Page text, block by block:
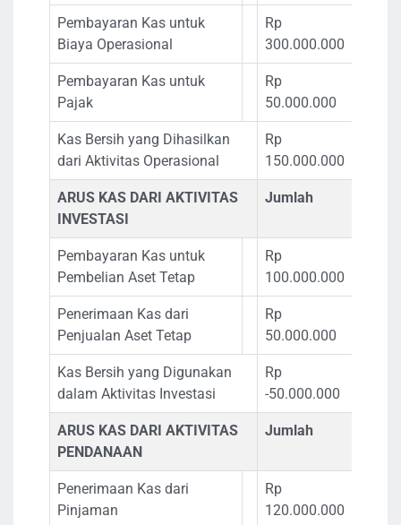
Pembayaran Kas untuk
Biaya Operasional
Rp
300.000.000
Pembayaran Kas untuk
Pajak
Rp
50.000.000
Kas Bersih yang Dihasilkan
dari Aktivitas Operasional
Rp
150.000.000
ARUS KAS DARI AKTIVITAS
INVESTASI
Jumlah
Pembayaran Kas untuk
Pembelian Aset Tetap
Rp
100.000.000
Penerimaan Kas dari
Penjualan Aset Tetap
Rp
50.000.000
Kas Bersih yang Digunakan
dalam Aktivitas Investasi
Rp
-50.000.000
ARUS KAS DARI AKTIVITAS
PENDANAAN
Jumlah
Penerimaan Kas dari
Pinjaman
Rp
120.000.000